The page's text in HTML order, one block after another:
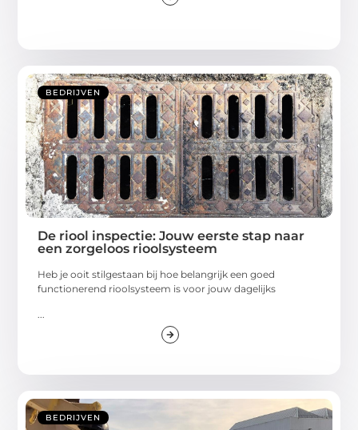
BEDRIJVEN
De riool inspectie: Jouw eerste stap naar
een zorgeloos rioolsysteem
Heb je ooit stilgestaan bij hoe belangrijk een goed
functionerend rioolsysteem is voor jouw dagelijks
...
BEDRIJVEN